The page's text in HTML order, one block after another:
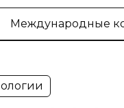
Международные